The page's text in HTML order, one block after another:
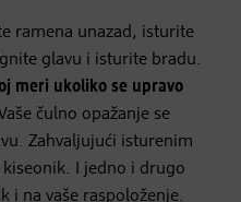
ramena unazad, isturite
glavu i isturite bradu.
meri ukoliko se upravo
čulno opažanje se
Zahvaljujući isturenim
I jedno i drugo
i na vaše raspoloženje.